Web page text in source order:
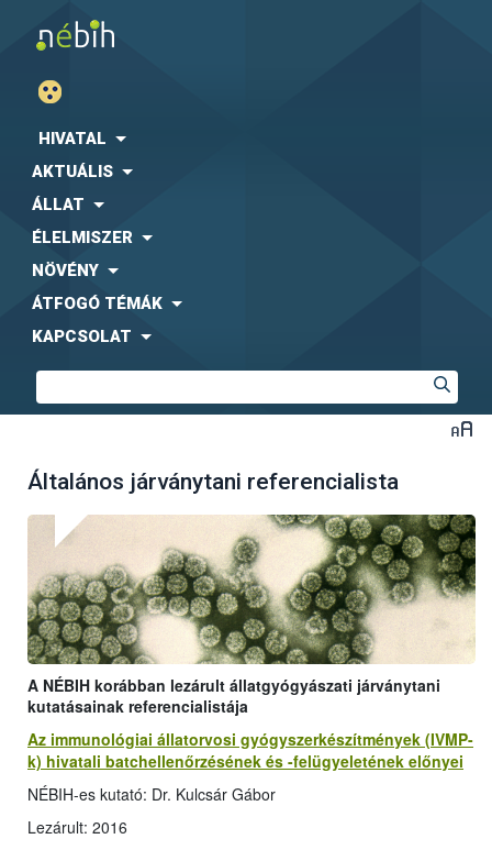
HIVATAL
AKTUÁLIS
ÁLLAT
ÉLELMISZER
NÖVÉNY
ÁTFOGÓ TÉMÁK
KAPCSOLAT
Általános járványtani referencialista
A NÉBIH korábban lezárult állatgyógyászati járványtani
kutatásainak referencialistája
Az immunológiai állatorvosi gyógyszerkészítmények (IVMP-
k) hivatali batchellenőrzésének és -felügyeletének előnyei
NÉBIH-es kutató: Dr. Kulcsár Gábor
Lezárult: 2016